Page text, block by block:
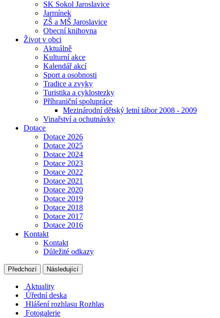
SK Sokol Jaroslavice
Jarmínek
ZŠ a MŠ Jaroslavice
Obecní knihovna
Život v obci
Aktuálně
Kulturní akce
Kalendář akcí
Sport a osobnosti
Tradice a zvyky
Turistika a cyklostezky
Příhraniční spolupráce
Mezinárodní dětský letní tábor 2008 - 2009
Vinařství a ochutnávky
Dotace
Dotace 2026
Dotace 2025
Dotace 2024
Dotace 2023
Dotace 2022
Dotace 2021
Dotace 2020
Dotace 2019
Dotace 2018
Dotace 2017
Dotace 2016
Kontakt
Kontakt
Důležité odkazy
Předchozí Následující
Aktuality
Úřední deska
Hlášení rozhlasu Rozhlas
Fotogalerie